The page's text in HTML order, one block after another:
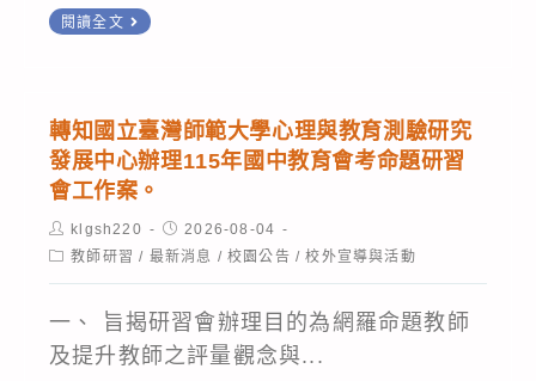
業
研
習」
實
計
畫，
鼓
勵
年
訊
安
全
工
程
師
(初
階)
閱讀全文
本
教
深
耕
計
畫
辦
公
室
轉知國立臺灣師範大學心理與教育測驗研究
發展中心辦理115年國中教育會考命題研習
會工作案。
Post
author:
klgsh220
Post
published:
2026-08-04
Post教師研習 / 最新消息 / 校園公告 / 校外宣導與活動
一、 旨揭研習會辦理目的為網羅命題教師
及提升教師之評量觀念與...